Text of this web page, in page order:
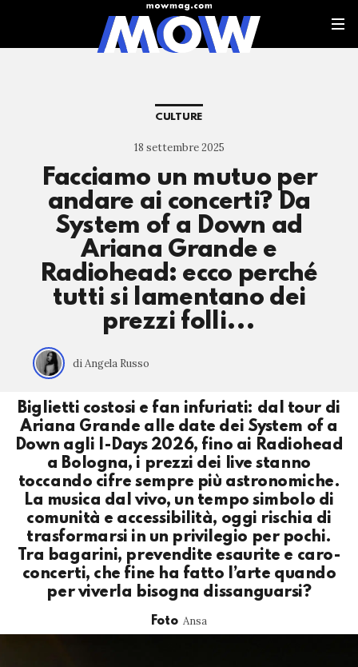
CULTURE
18 settembre 2025
Facciamo un mutuo per
andare ai concerti? Da
System of a Down ad
Ariana Grande e
Radiohead: ecco perché
tutti si lamentano dei
prezzi folli...
di Angela Russo
Biglietti costosi e fan infuriati: dal tour di
Ariana Grande alle date dei System of a
Down agli I-Days 2026, fino ai Radiohead
a Bologna, i prezzi dei live stanno
toccando cifre sempre più astronomiche.
La musica dal vivo, un tempo simbolo di
comunità e accessibilità, oggi rischia di
trasformarsi in un privilegio per pochi.
Tra bagarini, prevendite esaurite e caro-
concerti, che fine ha fatto l’arte quando
per viverla bisogna dissanguarsi?
Foto Ansa